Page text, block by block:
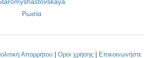
Ρωσία
Απορρήτου| Οροι χρήσης| Επικοινωνήστε